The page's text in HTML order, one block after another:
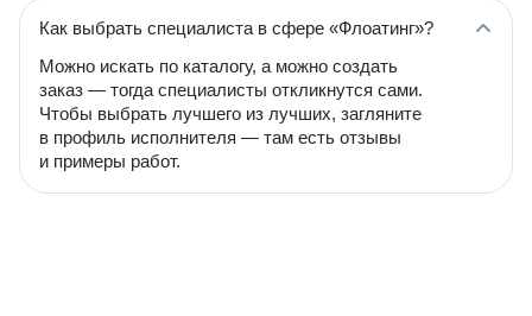
Как выбрать специалиста в сфере «Флоатинг»?
Можно искать по каталогу, а можно создать
заказ — тогда специалисты откликнутся сами.
Чтобы выбрать лучшего из лучших, загляните
в профиль исполнителя — там есть отзывы
и примеры работ.